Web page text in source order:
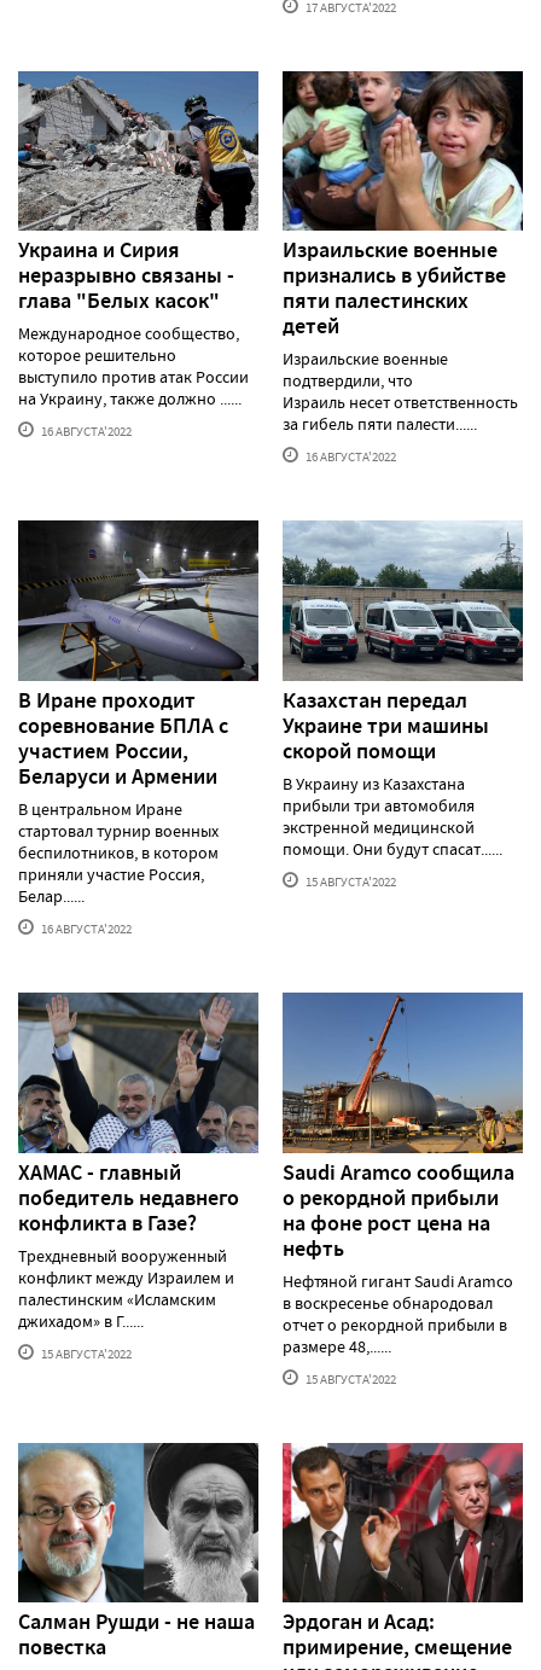
17 АВГУСТА'2022
Украина и Сирия
неразрывно связаны -
глава "Белых касок"
Международное сообщество,
которое решительно
выступило против атак России
на Украину, также должно ......
16 АВГУСТА'2022
Израильские военные
признались в убийстве
пяти палестинских
детей
Израильские военные
подтвердили, что
Израиль несет ответственность
за гибель пяти палести......
16 АВГУСТА'2022
В Иране проходит
соревнование БПЛА с
участием России,
Беларуси и Армении
В центральном Иране
стартовал турнир военных
беспилотников, в котором
приняли участие Россия,
Белар......
16 АВГУСТА'2022
Казахстан передал
Украине три машины
скорой помощи
В Украину из Казахстана
прибыли три автомобиля
экстренной медицинской
помощи. Они будут спасат......
15 АВГУСТА'2022
ХАМАС - главный
победитель недавнего
конфликта в Газе?
Трехдневный вооруженный
конфликт между Израилем и
палестинским «Исламским
джихадом» в Г......
15 АВГУСТА'2022
Saudi Aramco сообщила
о рекордной прибыли
на фоне рост цена на
нефть
Нефтяной гигант Saudi Aramco
в воскресенье обнародовал
отчет о рекордной прибыли в
размере 48,......
15 АВГУСТА'2022
Салман Рушди - не наша
повестка
Эрдоган и Асад:
примирение, смещение